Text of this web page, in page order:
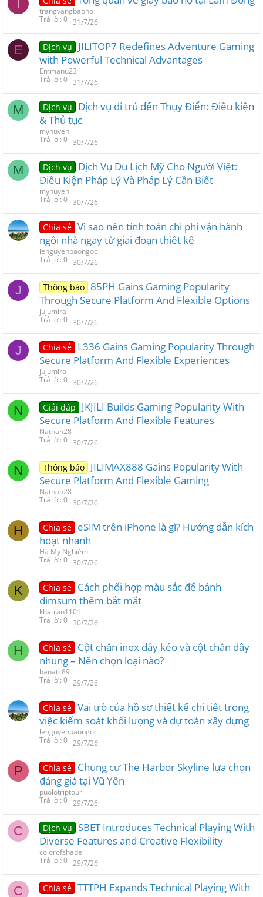
T
trangvangbaoho
Trả lời 0 31/7/26
E Dịch vụ
JILITOP7 Redefines Adventure Gaming
with Powerful Technical Advantages
Emmanu23
Trả lời 0 31/7/26
M Dịch vụ
Dịch vụ di trú đến Thụy Điển: Điều kiện
& Thủ tục
myhuyen
Trả lời 0 30/7/26
M Dịch vụ
Dịch Vụ Du Lịch Mỹ Cho Người Việt:
Điều Kiện Pháp Lý Và Pháp Lý Cần Biết
myhuyen
Trả lời 0 30/7/26
Chia sẻ Vì sao nên tính toán chi phí vận hành
ngôi nhà ngay từ giai đoạn thiết kế
lenguyenbaongoc
Trả lời 0 30/7/26
J Thông báo 85PH Gains Gaming Popularity
Through Secure Platform And Flexible Options
jujumira
Trả lời 0 30/7/26
J Chia sẻ L336 Gains Gaming Popularity Through
Secure Platform And Flexible Experiences
jujumira
Trả lời 0 30/7/26
N Giải đáp
JKJILI Builds Gaming Popularity With
Secure Platform And Flexible Features
Nathan28
Trả lời 0 30/7/26
N Thông báo JILIMAX888 Gains Popularity With
Secure Platform And Flexible Gaming
Nathan28
Trả lời 0 30/7/26
H Chia sẻ eSIM trên iPhone là gì? Hướng dẫn kích
hoạt nhanh
Hà My Nghiêm
Trả lời 0 30/7/26
K Chia sẻ Cách phối hợp màu sắc để bánh
dimsum thêm bắt mắt
khatran1101
Trả lời 0 30/7/26
H Chia sẻ Cột chắn inox dây kéo và cột chắn dây
nhung – Nên chọn loại nào?
hanatc89
Trả lời 0 29/7/26
Chia sẻ Vai trò của hồ sơ thiết kế chi tiết trong
việc kiểm soát khối lượng và dự toán xây dựng
lenguyenbaongoc
Trả lời 0 29/7/26
P Chia sẻ Chung cư The Harbor Skyline lựa chọn
đáng giá tại Vũ Yên
puolotriptour
Trả lời 0 29/7/26
C Dịch vụ SBET Introduces Technical Playing With
Diverse Features and Creative Flexibility
colorofshade
Trả lời 0 29/7/26
C Chia sẻ TTTPH Expands Technical Playing With